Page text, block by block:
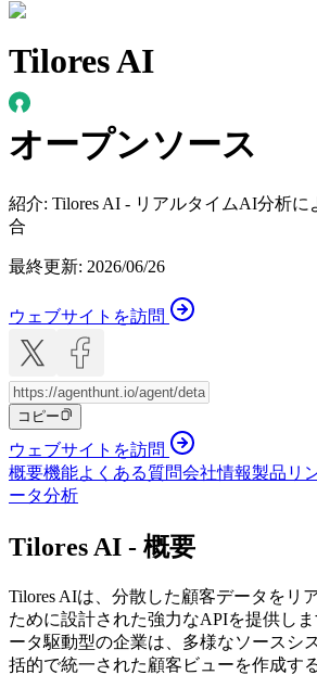
Tilores AI
オープンソース
紹介: Tilores AI - リアルタイムAI分析
合
最終更新: 2026/06/26
ウェブサイトを訪問
コピー
ウェブサイトを訪問
概要機能よくある質問会社情報製品リ
ータ分析
Tilores AI - 概要
Tilores AIは、分散した顧客データをリ
ために設計された強力なAPIを提供し
ータ駆動型の企業は、多様なソースシ
括的で統一された顧客ビューを作成す